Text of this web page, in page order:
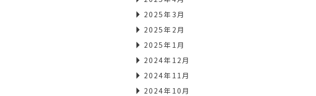
2025年3月
2025年2月
2025年1月
2024年12月
2024年11月
2024年10月